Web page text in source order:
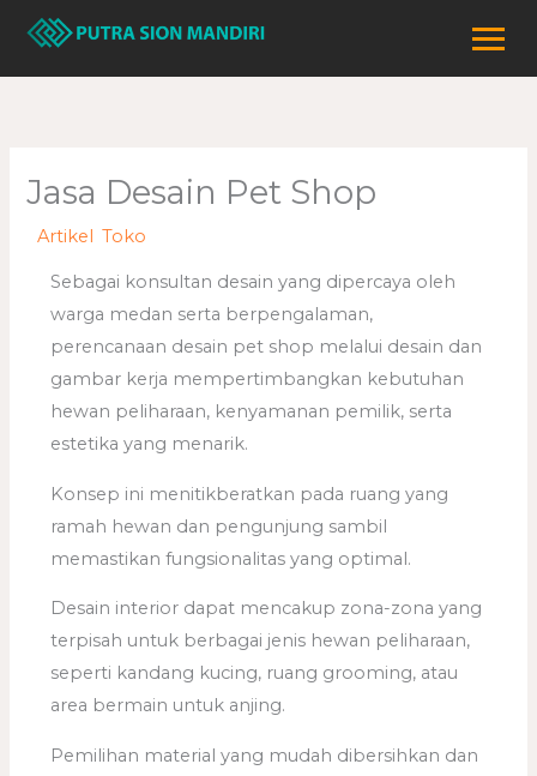
Lewati
konten
Jasa Desain Pet Shop
/Artikel ,Toko
Sebagai konsultan desain yang dipercaya oleh
warga medan serta berpengalaman,
perencanaan desain pet shop melalui desain dan
gambar kerja mempertimbangkan kebutuhan
hewan peliharaan, kenyamanan pemilik, serta
estetika yang menarik.
Konsep ini menitikberatkan pada ruang yang
ramah hewan dan pengunjung sambil
memastikan fungsionalitas yang optimal.
Desain interior dapat mencakup zona-zona yang
terpisah untuk berbagai jenis hewan peliharaan,
seperti kandang kucing, ruang grooming, atau
area bermain untuk anjing.
Pemilihan material yang mudah dibersihkan dan